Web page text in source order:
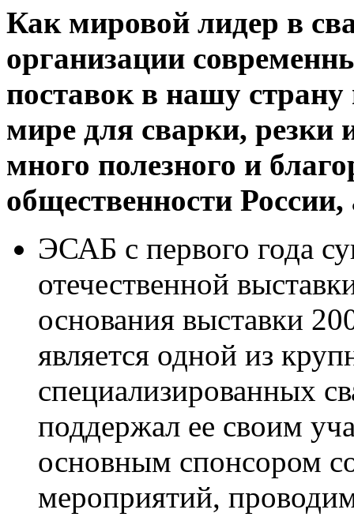
Как мировой лидер в
организации
поставок в нашу страну
мире для сварки, резки
много полезного и
общественности
ЭСАБ с первого года
отечественной
основания выставки
является одной из
специализированных
поддержал ее своим
основным спонсором
мероприятий,